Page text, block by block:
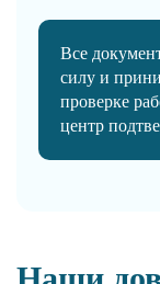
Все
силу и
проверке
центр